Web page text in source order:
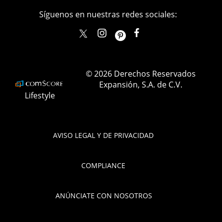
AVISO LEGAL Y DE PRIVACIDAD
COMPLIANCE
ANÚNCIATE CON NOSOTROS
Síguenos en nuestras redes sociales:
elle_mexicoellemexico
Lifestyle
© 2026 Derechos Reservados
Expansión, S.A. de C.V.